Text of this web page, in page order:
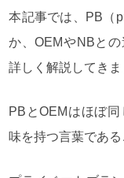
本記事では、PB（
か、OEMやNBと
詳しく解説してきま
PBとOEMはほぼ
味を持つ言葉である